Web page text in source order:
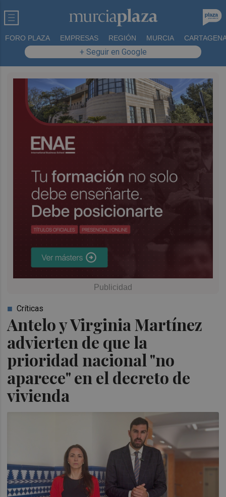
FORO PLAZA EMPRESAS REGIÓN MURCIA
+ Seguir en Google
Antelo y Virginia Martínez
advierten de que la
prioridad nacional "no
aparece" en el decreto de
vivienda
Críticas